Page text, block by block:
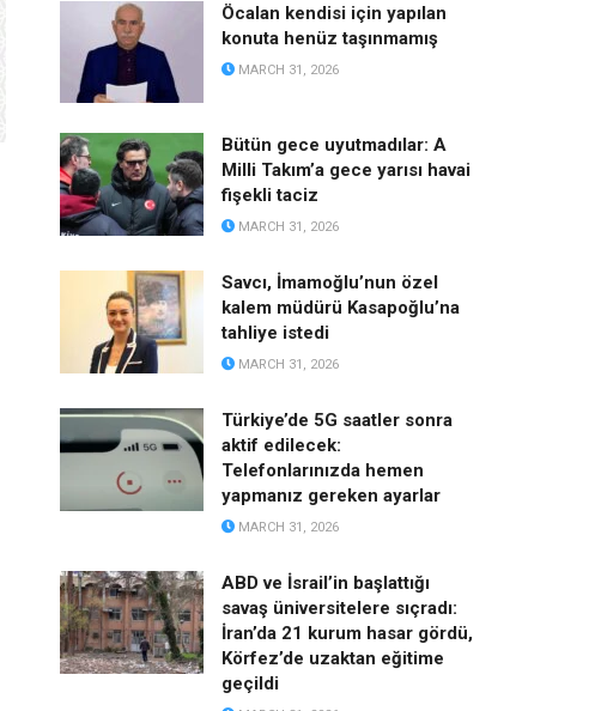
Öcalan kendisi için yapılan
konuta henüz taşınmamış
MARCH 31, 2026
Bütün gece uyutmadılar: A
Milli Takım’a gece yarısı havai
fişekli taciz
MARCH 31, 2026
Savcı, İmamoğlu’nun özel
kalem müdürü Kasapoğlu’na
tahliye istedi
MARCH 31, 2026
Türkiye’de 5G saatler sonra
aktif edilecek:
Telefonlarınızda hemen
yapmanız gereken ayarlar
MARCH 31, 2026
ABD ve İsrail’in başlattığı
savaş üniversitelere sıçradı:
İran’da 21 kurum hasar gördü,
Körfez’de uzaktan eğitime
geçildi